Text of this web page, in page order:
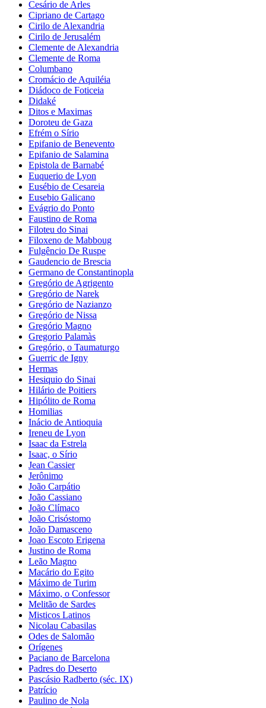
Cesário de Arles
Cipriano de Cartago
Cirilo de Alexandria
Cirilo de Jerusalém
Clemente de Alexandria
Clemente de Roma
Columbano
Cromácio de Aquiléia
Diádoco de Foticeia
Didaké
Ditos e Maximas
Doroteu de Gaza
Efrém o Sírio
Epifanio de Benevento
Epifanio de Salamina
Epistola de Barnabé
Euquerio de Lyon
Eusébio de Cesareia
Eusebio Galicano
Evágrio do Ponto
Faustino de Roma
Filoteu do Sinai
Filoxeno de Mabboug
Fulgêncio De Ruspe
Gaudencio de Brescia
Germano de Constantinopla
Gregório de Agrigento
Gregório de Narek
Gregório de Nazianzo
Gregório de Nissa
Gregório Magno
Gregorio Palamàs
Gregório, o Taumaturgo
Guerric de Igny
Hermas
Hesiquio do Sinai
Hilário de Poitiers
Hipólito de Roma
Homilias
Inácio de Antioquia
Ireneu de Lyon
Isaac da Estrela
Isaac, o Sírio
Jean Cassier
Jerônimo
João Carpátio
João Cassiano
João Clímaco
João Crisóstomo
João Damasceno
Joao Escoto Erigena
Justino de Roma
Leão Magno
Macário do Egito
Máximo de Turim
Máximo, o Confessor
Melitão de Sardes
Misticos Latinos
Nicolau Cabasilas
Odes de Salomão
Orígenes
Paciano de Barcelona
Padres do Deserto
Pascásio Radberto (séc. IX)
Patrício
Paulino de Nola